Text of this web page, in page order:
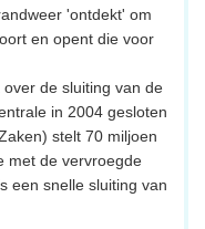
'ontdekt' om
en opent die voor
de sluiting van de
in 2004 gesloten
stelt 70 miljoen
met de vervroegde
een snelle sluiting van